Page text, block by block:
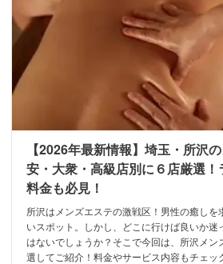
【2026年最新情報】埼玉・所沢
安・大衆・高級店別に６店厳選
料金も必見！
所沢はメンズエステの激戦区！男性の癒しを
いスポット。しかし、どこに行けば良いか
はないでしょうか？そこで今回は、所沢メン
選してご紹介！料金やサービス内容もチェッ